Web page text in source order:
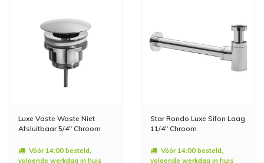
Luxe Vaste Waste Niet
Afsluitbaar 5/4" Chroom
Vóór 14:00 besteld,
volgende werkdag in huis
Star Rondo Luxe Sifon Laag
11/4" Chroom
Vóór 14:00 besteld,
volgende werkdag in huis